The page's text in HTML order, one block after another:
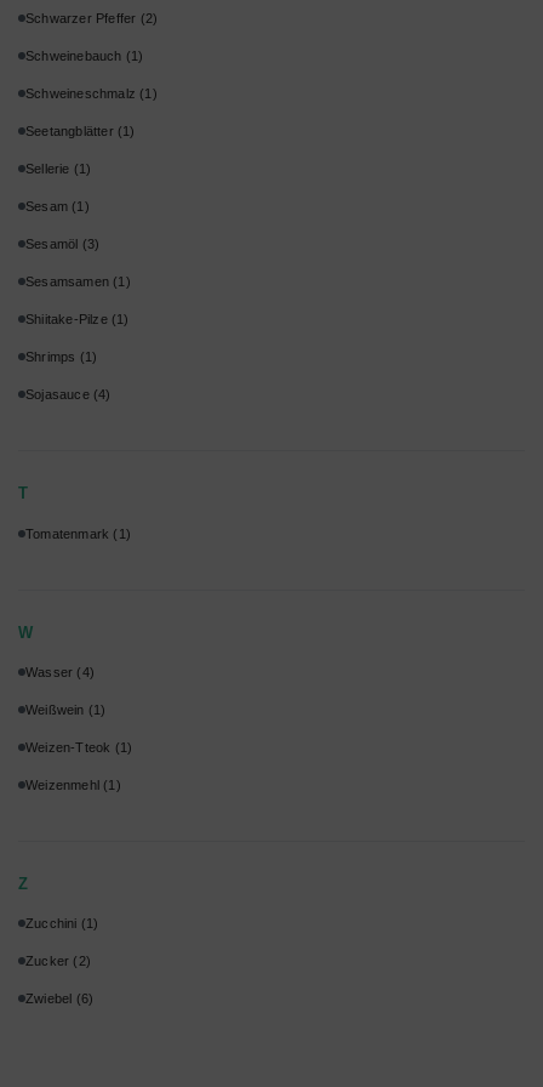
Schwarzer Pfeffer (2)
Schweinebauch (1)
Schweineschmalz (1)
Seetangblätter (1)
Sellerie (1)
Sesam (1)
Sesamöl (3)
Sesamsamen (1)
Shiitake-Pilze (1)
Shrimps (1)
Sojasauce (4)
T
Tomatenmark (1)
W
Wasser (4)
Weißwein (1)
Weizen-Tteok (1)
Weizenmehl (1)
Z
Zucchini (1)
Zucker (2)
Zwiebel (6)